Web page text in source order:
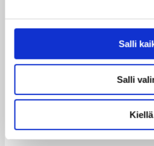
Salli
Salli
Kiellä
kestokuukautissiteitä.
toimitaan tyttöjen
järjestetään
joihin myös pojat
75 eurolla yksi nuori
osallistumaan vuoden